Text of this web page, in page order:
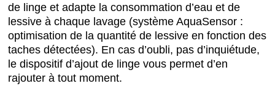
de linge et adapte la consommation d’eau et de
lessive à chaque lavage (système AquaSensor :
optimisation de la quantité de lessive en fonction des
taches détectées). En cas d’oubli, pas d’inquiétude,
le dispositif d’ajout de linge vous permet d’en
rajouter à tout moment.